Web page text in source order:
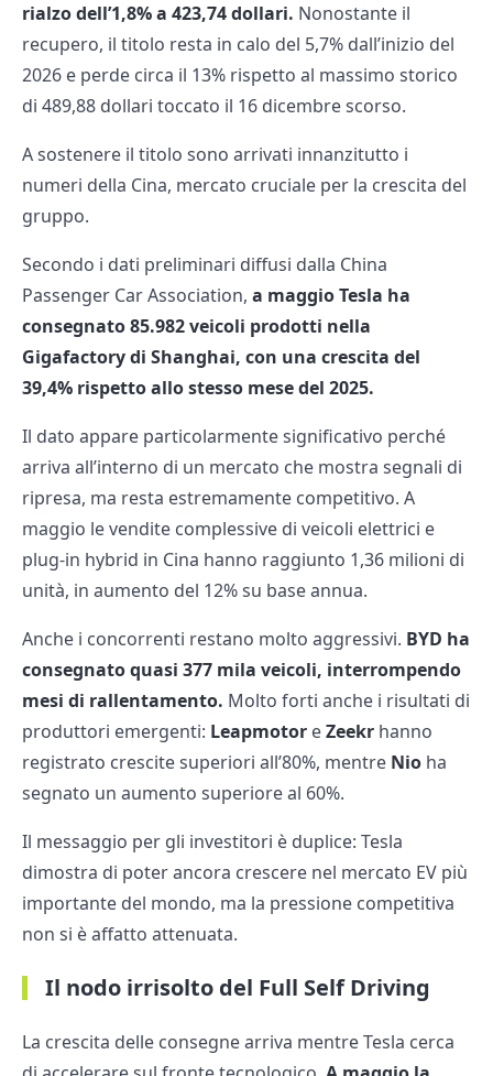
rialzo dell’1,8% a 423,74 dollari. Nonostante il
recupero, il titolo resta in calo del 5,7% dall’inizio del
2026 e perde circa il 13% rispetto al massimo storico
di 489,88 dollari toccato il 16 dicembre scorso.
A sostenere il titolo sono arrivati innanzitutto i
numeri della Cina, mercato cruciale per la crescita del
gruppo.
Secondo i dati preliminari diffusi dalla China
Passenger Car Association, a maggio Tesla ha
consegnato 85.982 veicoli prodotti nella
Gigafactory di Shanghai, con una crescita del
39,4% rispetto allo stesso mese del 2025.
Il dato appare particolarmente significativo perché
arriva all’interno di un mercato che mostra segnali di
ripresa, ma resta estremamente competitivo. A
maggio le vendite complessive di veicoli elettrici e
plug-in hybrid in Cina hanno raggiunto 1,36 milioni di
unità, in aumento del 12% su base annua.
Anche i concorrenti restano molto aggressivi. BYD ha
consegnato quasi 377 mila veicoli, interrompendo
mesi di rallentamento. Molto forti anche i risultati di
produttori emergenti: Leapmotor eZeekr hanno
registrato crescite superiori all’80%, mentre Nio ha
segnato un aumento superiore al 60%.
Il messaggio per gli investitori è duplice: Tesla
dimostra di poter ancora crescere nel mercato EV più
importante del mondo, ma la pressione competitiva
non si è affatto attenuata.
Il nodo irrisolto del Full Self Driving
La crescita delle consegne arriva mentre Tesla cerca